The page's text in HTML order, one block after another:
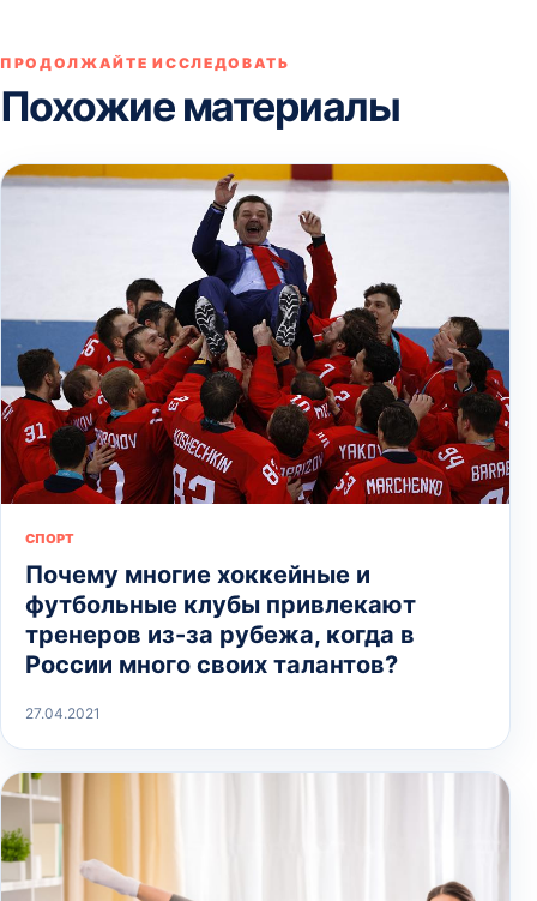
ПРОДОЛЖАЙТЕ ИССЛЕДОВАТЬ
Похожие материалы
СПОРТ
Почему многие хоккейные и
футбольные клубы привлекают
тренеров из-за рубежа, когда в
России много своих талантов?
27.04.2021